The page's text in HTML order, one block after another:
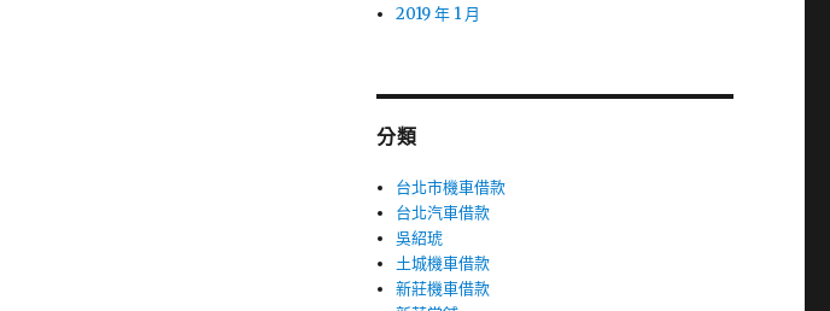
2019 年 1 月
分類
台北市機車借款
台北汽車借款
吳紹琥
土城機車借款
新莊機車借款